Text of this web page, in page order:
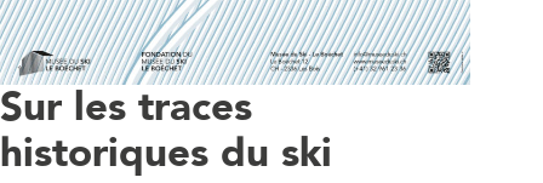
Sur les traces
historiques du ski